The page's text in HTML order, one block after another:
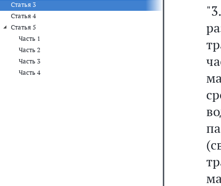
Статья 3
Статья 4
Статья 5
Часть 1
Часть 2
Часть 3
Часть 4